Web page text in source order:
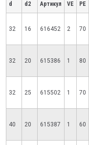
d d2 Артикул VE PE
32 16 616452 2 70
32 20 615386 1 80
32 25 615502 1 70
40 20 615387 1 60